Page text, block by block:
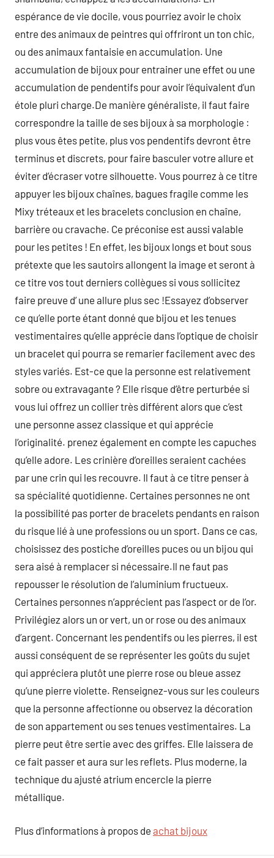
espérance de vie docile, vous pourriez avoir le choix
entre des animaux de peintres qui offriront un ton chic,
ou des animaux fantaisie en accumulation. Une
accumulation de bijoux pour entrainer une effet ou une
accumulation de pendentifs pour avoir l’équivalent d’un
étole pluri charge.De manière généraliste, il faut faire
correspondre la taille de ses bijoux à sa morphologie :
plus vous êtes petite, plus vos pendentifs devront être
terminus et discrets, pour faire basculer votre allure et
éviter d’écraser votre silhouette. Vous pourrez à ce titre
appuyer les bijoux chaînes, bagues fragile comme les
Mixy tréteaux et les bracelets conclusion en chaîne,
barrière ou cravache. Ce préconise est aussi valable
pour les petites ! En effet, les bijoux longs et bout sous
prétexte que les sautoirs allongent la image et seront à
ce titre vos tout derniers collègues si vous sollicitez
faire preuve d’ une allure plus sec !Essayez d’observer
ce qu’elle porte étant donné que bijou et les tenues
vestimentaires qu’elle apprécie dans l’optique de choisir
un bracelet qui pourra se remarier facilement avec des
styles variés. Est-ce que la personne est relativement
sobre ou extravagante ? Elle risque d’être perturbée si
vous lui offrez un collier très différent alors que c’est
une personne assez classique et qui apprécie
l’originalité. prenez également en compte les capuches
qu’elle adore. Les crinière d’oreilles seraient cachées
par une crin qui les recouvre. Il faut à ce titre penser à
sa spécialité quotidienne. Certaines personnes ne ont
la possibilité pas porter de bracelets pendants en raison
du risque lié à une professions ou un sport. Dans ce cas,
choisissez des postiche d’oreilles puces ou un bijou qui
sera aisé à remplacer si nécessaire.Il ne faut pas
repousser le résolution de l’aluminium fructueux.
Certaines personnes n’apprécient pas l’aspect or de l’or.
Privilégiez alors un or vert, un or rose ou des animaux
d’argent. Concernant les pendentifs ou les pierres, il est
aussi conséquent de se représenter les goûts du sujet
qui appréciera plutôt une pierre rose ou bleue assez
qu’une pierre violette. Renseignez-vous sur les couleurs
que la personne affectionne ou observez la décoration
de son appartement ou ses tenues vestimentaires. La
pierre peut être sertie avec des griffes. Elle laissera de
ce fait passer et aura sur les reflets. Plus moderne, la
technique du ajusté atrium encercle la pierre
métallique.
Plus d’informations à propos de achat bijoux